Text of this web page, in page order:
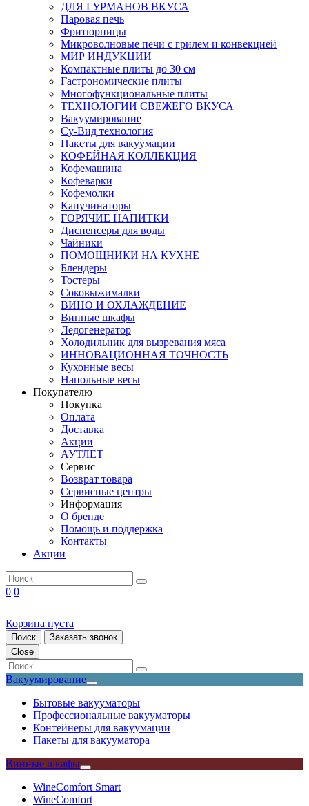
ДЛЯ ГУРМАНОВ ВКУСА
Паровая печь
Фритюрницы
Микроволновые печи с грилем и конвекцией
МИР ИНДУКЦИИ
Компактные плиты до 30 см
Гастрономические плиты
Многофункциональные плиты
ТЕХНОЛОГИИ СВЕЖЕГО ВКУСА
Вакуумирование
Су-Вид технология
Пакеты для вакуумации
КОФЕЙНАЯ КОЛЛЕКЦИЯ
Кофемашина
Кофеварки
Кофемолки
Капучинаторы
ГОРЯЧИЕ НАПИТКИ
Диспенсеры для воды
Чайники
ПОМОЩНИКИ НА КУХНЕ
Блендеры
Тостеры
Соковыжималки
ВИНО И ОХЛАЖДЕНИЕ
Винные шкафы
Ледогенератор
Холодильник для вызревания мяса
ИННОВАЦИОННАЯ ТОЧНОСТЬ
Кухонные весы
Напольные весы
Покупателю
Покупка
Оплата
Доставка
Акции
АУТЛЕТ
Сервис
Возврат товара
Сервисные центры
Информация
О бренде
Помощь и поддержка
Контакты
Акции
0 0
Корзина пуста
Поиск
Заказать звонок
Close
Вакуумирование
Бытовые вакууматоры
Профессиональные вакууматоры
Контейнеры для вакуумации
Пакеты для вакууматора
Винные шкафы
WineComfort Smart
WineComfort